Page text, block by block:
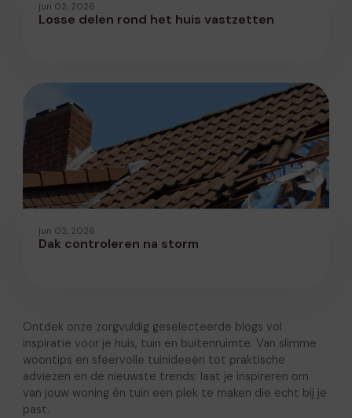
jun 02, 2026
Losse delen rond het huis vastzetten
jun 02, 2026
Dak controleren na storm
Ontdek onze zorgvuldig geselecteerde blogs vol
inspiratie voor je huis, tuin en buitenruimte. Van slimme
woontips en sfeervolle tuinideeën tot praktische
adviezen en de nieuwste trends: laat je inspireren om
van jouw woning én tuin een plek te maken die echt bij je
past.